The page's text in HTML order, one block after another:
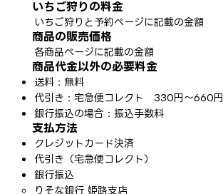
​いちご狩りの料金
いちご狩りと予約ページに記載の金額
商品の販売価格
各商品ページに記載の金額
商品代金以外の必要料金
送料：無料
代引き：宅急便コレクト 330円～660円​​
銀行振込の場合：振込手数料
支払方法
クレジットカード決済
​代引き（宅急便コレクト）
​銀行振込
りそな銀行 姫路支店